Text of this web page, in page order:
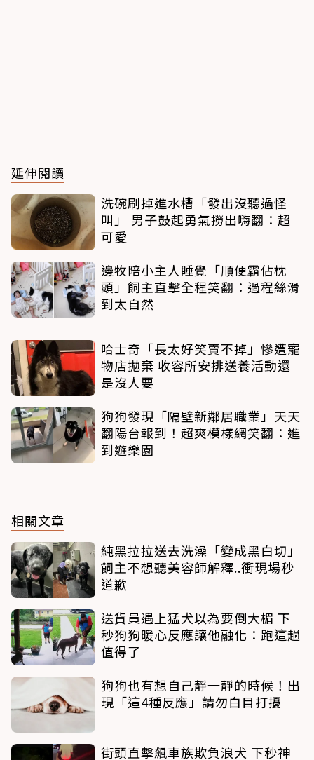
延伸閱讀
洗碗刷掉進水槽「發出沒聽過怪
叫」 男子鼓起勇氣撈出嗨翻：超
可愛
邊牧陪小主人睡覺「順便霸佔枕
頭」飼主直擊全程笑翻：過程絲滑
到太自然
哈士奇「長太好笑賣不掉」慘遭寵
物店拋棄 收容所安排送養活動還
是沒人要
狗狗發現「隔壁新鄰居職業」天天
翻陽台報到！超爽模樣網笑翻：進
到遊樂園
相關文章
純黑拉拉送去洗澡「變成黑白切」
飼主不想聽美容師解釋..衝現場秒
道歉
送貨員遇上猛犬以為要倒大楣 下
秒狗狗暖心反應讓他融化：跑這趟
值得了
狗狗也有想自己靜一靜的時候！出
現「這4種反應」請勿白目打擾
街頭直擊飆車族欺負浪犬 下秒神